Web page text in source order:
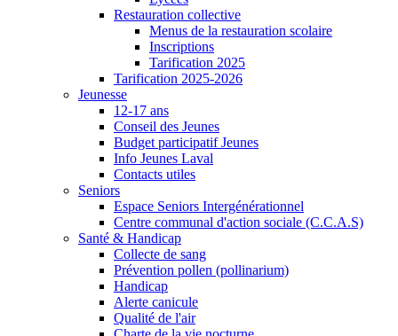
Restauration collective
Menus de la restauration scolaire
Inscriptions
Tarification 2025
Tarification 2025-2026
Jeunesse
12-17 ans
Conseil des Jeunes
Budget participatif Jeunes
Info Jeunes Laval
Contacts utiles
Seniors
Espace Seniors Intergénérationnel
Centre communal d'action sociale (C.C.A.S)
Santé & Handicap
Collecte de sang
Prévention pollen (pollinarium)
Handicap
Alerte canicule
Qualité de l'air